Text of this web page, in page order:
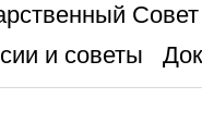
Совет
и советы